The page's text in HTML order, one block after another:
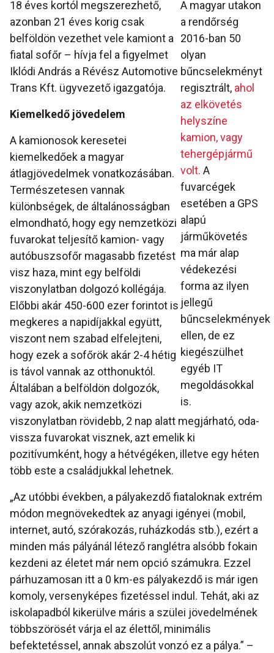
A magyar utakon
a rendőrség
2016-ban 50
olyan
bűncselekményt
regisztrált, ahol
az elkövetés
helyszíne
kamion, vagy
tehergépjármű
volt. A
fuvarcégek
esetében a GPS
alapú
járműkövetés
ma már alap
védekezési
forma az ilyen
jellegű
bűncselekmények
ellen, de ez
kiegészülhet
egyéb IT
megoldásokkal
is.
18 éves kortól megszerezhető,
azonban 21 éves korig csak
belföldön vezethet vele kamiont a
fiatal sofőr – hívja fel a figyelmet
Iklódi András a Révész Automotive
Trans Kft. ügyvezető igazgatója.
Kiemelkedő jövedelem
A kamionosok keresetei
kiemelkedőek a magyar
átlagjövedelmek vonatkozásában.
Természetesen vannak
különbségek, de általánosságban
elmondható, hogy egy nemzetközi
fuvarokat teljesítő kamion- vagy
autóbuszsofőr magasabb fizetést
visz haza, mint egy belföldi
viszonylatban dolgozó kollégája.
Előbbi akár 450-600 ezer forintot is
megkeres a napidíjakkal együtt,
viszont nem szabad elfelejteni,
hogy ezek a sofőrök akár 2-4 hétig
is távol vannak az otthonuktól.
Általában a belföldön dolgozók,
vagy azok, akik nemzetközi
viszonylatban rövidebb, 2 nap alatt megjárható, oda-
vissza fuvarokat visznek, azt emelik ki
pozitívumként, hogy a hétvégéken, illetve egy héten
több este a családjukkal lehetnek.
„Az utóbbi években, a pályakezdő fiataloknak extrém
módon megnövekedtek az anyagi igényei (mobil,
internet, autó, szórakozás, ruházkodás stb.), ezért a
minden más pályánál létező ranglétra alsóbb fokain
kezdeni az életet már nem opció számukra. Ezzel
párhuzamosan itt a 0 km-es pályakezdő is már igen
komoly, versenyképes fizetéssel indul. Tehát, aki az
iskolapadból kikerülve máris a szülei jövedelmének
többszörösét várja el az élettől, minimális
befektetéssel, annak abszolút vonzó ez a pálya.” –